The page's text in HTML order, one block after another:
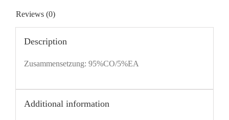
Reviews (0)
Description
Zusammensetzung: 95%CO/5%EA
Additional information